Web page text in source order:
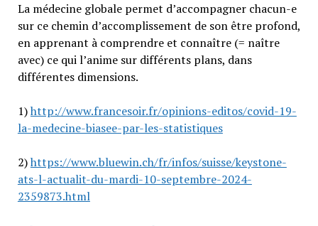
La médecine globale permet d’accompagner chacun-e
sur ce chemin d’accomplissement de son être profond,
en apprenant à comprendre et connaître (= naître
avec) ce qui l’anime sur différents plans, dans
différentes dimensions.
1)http://www.francesoir.fr/opinions-editos/covid-19-
la-medecine-biasee-par-les-statistiques
2)https://www.bluewin.ch/fr/infos/suisse/keystone-
ats-l-actualit-du-mardi-10-septembre-2024-
2359873.html